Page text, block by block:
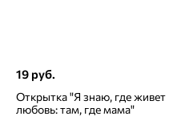
19 руб.
Открытка "Я знаю, где живет
любовь: там, где мама"